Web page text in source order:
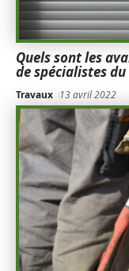
Quels sont les
de spécialistes
Travaux 13 avril 2022